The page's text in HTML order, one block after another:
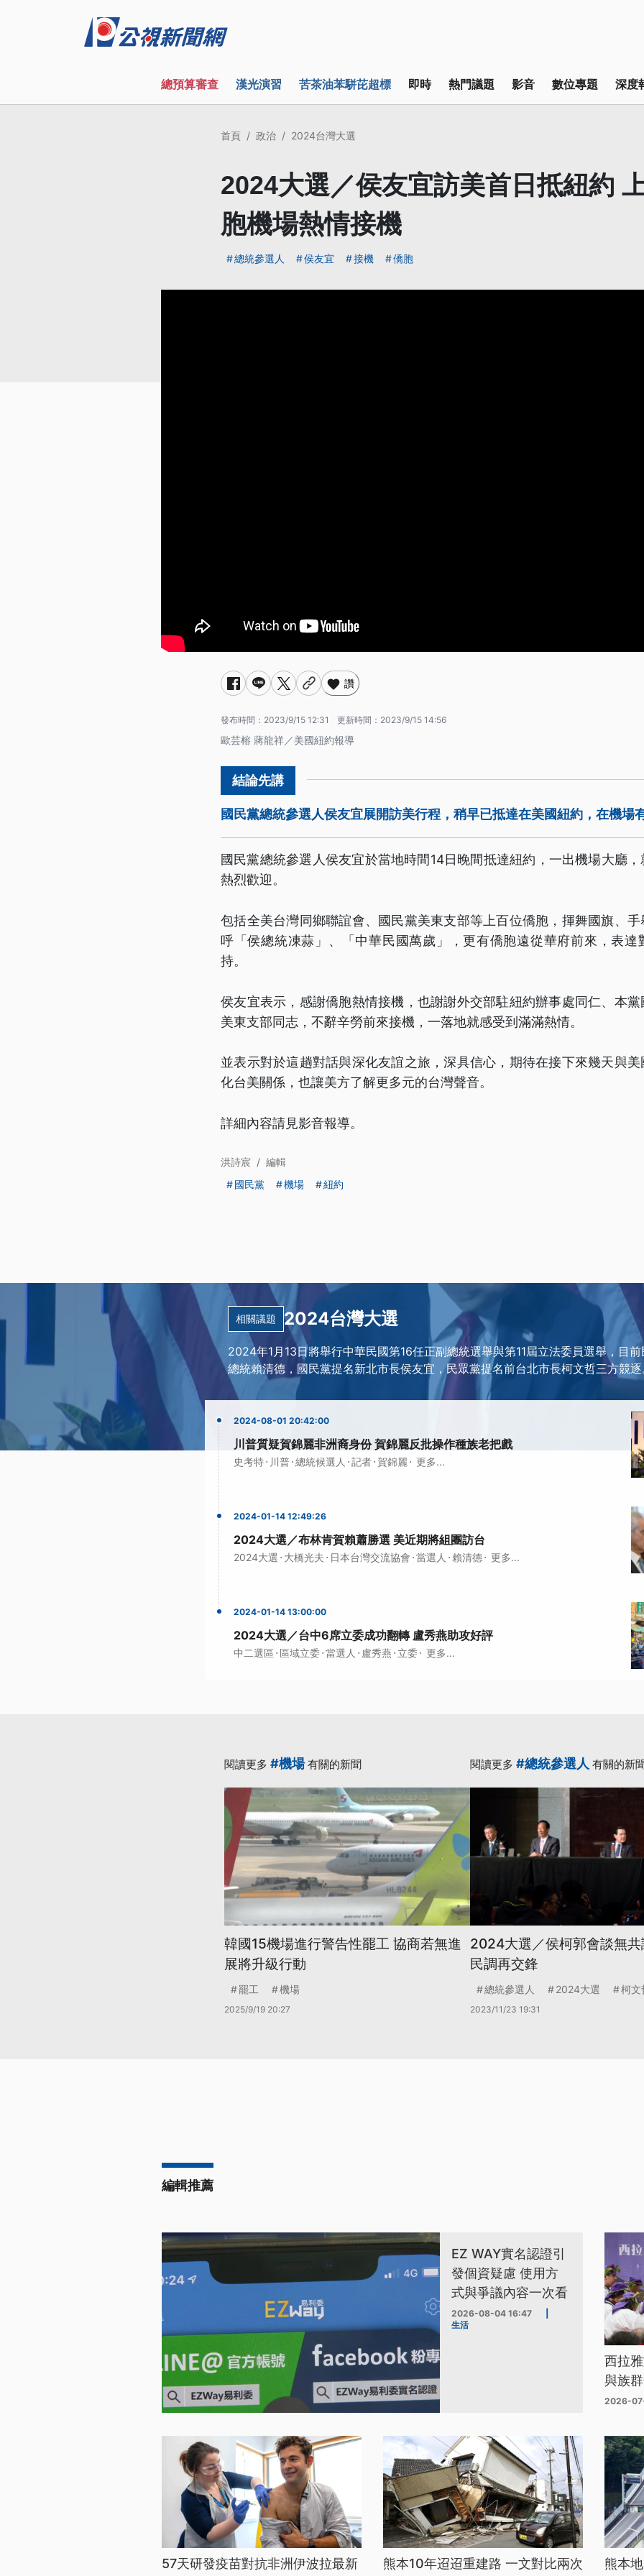
總預算審查 漢光演習 苦茶油苯駢芘超標 即時 熱門議題 影音 數位專題 深度
首頁 政治 2024台灣大選
2024大選／侯友宜訪美首日抵紐約
胞機場熱情接機
總統參選人 侯友宜 接機 僑胞
讚
發布時間： 2023/9/15 12:31 更新時間： 2023/9/15 14:56
歐芸榕 蔣龍祥／美國紐約報導
國民黨總統參選人侯友宜展開訪美行程，稍早已抵達在美國紐約，在機場
國民黨總統參選人侯友宜於當地時間14日晚間抵達紐約，一出機場大廳
熱烈歡迎。
包括全美台灣同鄉聯誼會、國民黨美東支部等上百位僑胞，揮舞國旗、
呼「侯總統凍蒜」、「中華民國萬歲」，更有僑胞遠從華府前來，表達
持。
侯友宜表示，感謝僑胞熱情接機，也謝謝外交部駐紐約辦事處同仁、本
美東支部同志，不辭辛勞前來接機，一落地就感受到滿滿熱情。
並表示對於這趟對話與深化友誼之旅，深具信心，期待在接下來幾天與
化台美關係，也讓美方了解更多元的台灣聲音。
詳細內容請見影音報導。
洪詩宸 / 編輯
國民黨
機場 紐約
相關議題 2024台灣大選
2024年1月13日將舉行中華民國第16任正副總統選舉與第11屆立法委員選舉，目
總統賴清德，國民黨提名新北市長侯友宜，民眾黨提名前台北市長柯文哲三方競
2024-08-01 20:42:00
川普質疑賀錦麗非洲裔身份 賀錦麗反批操作種族老把戲
史考特· 川普·總統候選人 ·記者· 賀錦麗 · 更多...
2024-01-14 12:49:26
2024大選／布林肯賀賴蕭勝選 美近期將組團訪台
2024大選 · 大橋光夫 · 日本台灣交流協會 ·當選人 · 賴清德· 更多...
2024-01-14 13:00:00
2024大選／台中6席立委成功翻轉 盧秀燕助攻好評
中二選區 · 區域立委·當選人 · 盧秀燕 · 立委· 更多...
閱讀更多 #機場有關的新聞
韓國15機場進行警告性罷工 協商若無進
展將升級行動
罷工 機場
2025/9/19 20:27
閱讀更多 #總統參選人 有關的新
2024大選／侯柯郭會談無
民調再交鋒
總統參選人 2024大選 柯文
2023/11/23 19:31
編輯推薦
EZ WAY實名認證引
發個資疑慮 使用方
式與爭議內容一次看
2026-08-04 16:47
生活
西拉
與族
2026-
57天研發疫苗對抗非洲伊波拉最新
熊本10年迢迢重建路 一文對比兩次
熊本